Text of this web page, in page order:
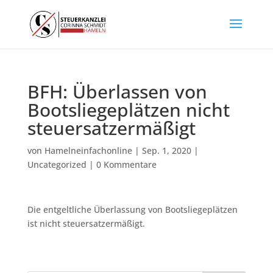
BFH: Überlassen von
Bootsliegeplätzen nicht
steuersatzermäßigt
von Hamelneinfachonline| Sep. 1, 2020|
Uncategorized | 0 Kommentare
Die entgeltliche Überlassung von Bootsliegeplätzen
ist nicht steuersatzermäßigt.